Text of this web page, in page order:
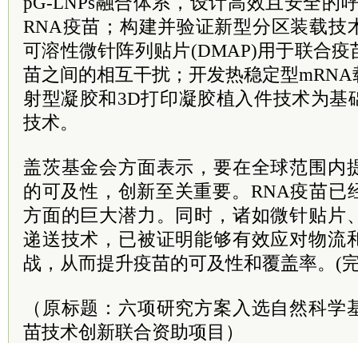
RNA疫苗；构建并验证新型分区装载技
可溶性微针阵列贴片(DMAP)用于联合
苗之间的相互干扰；开发热稳定型
射型凝胶和3D打印凝胶植入件技术为基
技术。
盖茨基金会方面表示，要在全球范围内
的可及性，创新至关重要。RNA疫苗已
方面的巨大潜力。同时，诸如微针贴片
递送技术，已被证明能够有效应对物流
战，从而提升疫苗的可及性和覆盖率。(
（原标题：六项研究方案入选自然科
苗技术创新联合资助项目）